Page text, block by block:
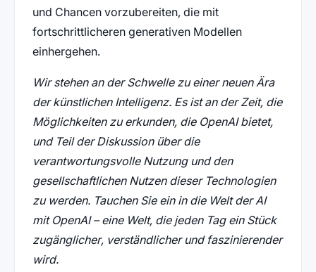
und Chancen vorzubereiten, die mit
fortschrittlicheren generativen Modellen
einhergehen.
Wir stehen an der Schwelle zu einer neuen Ära
der künstlichen Intelligenz. Es ist an der Zeit, die
Möglichkeiten zu erkunden, die OpenAI bietet,
und Teil der Diskussion über die
verantwortungsvolle Nutzung und den
gesellschaftlichen Nutzen dieser Technologien
zu werden. Tauchen Sie ein in die Welt der AI
mit OpenAI – eine Welt, die jeden Tag ein Stück
zugänglicher, verständlicher und faszinierender
wird.